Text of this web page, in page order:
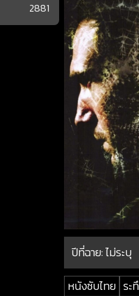
ปีที่ฉาย:ไม่ระบุ
หนังซับไทย ระ
2881